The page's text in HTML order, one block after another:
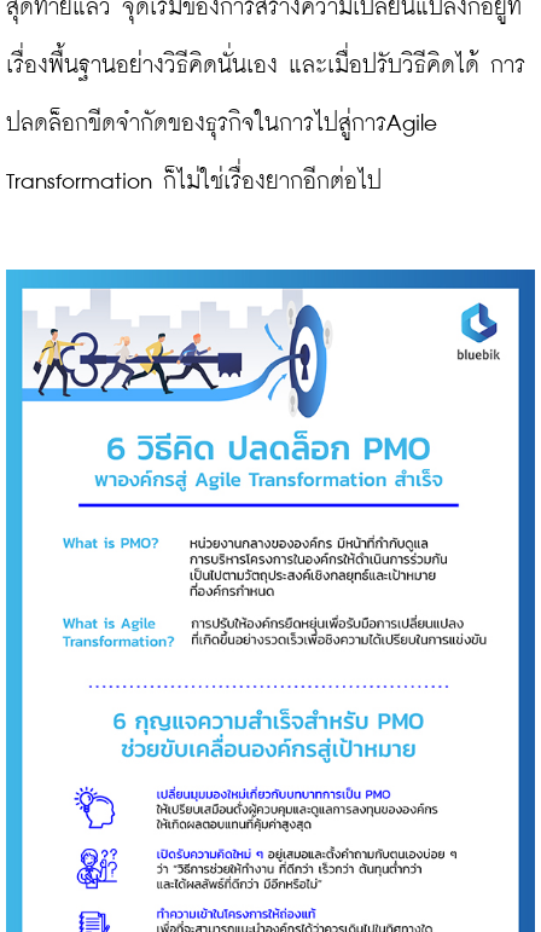
สุดท้ายแล้ว จุดเริ่มของการสร้างความเปลี่ยนแปลงก็อยู่ที่
เรื่องพื้นฐานอย่างวิธีคิดนั่นเอง และเมื่อปรับวิธีคิดได้ การ
ปลดล็อกขีดจำกัดของธุรกิจในการไปสู่การAgile
Transformation ก็ไม่ใช่เรื่องยากอีกต่อไป